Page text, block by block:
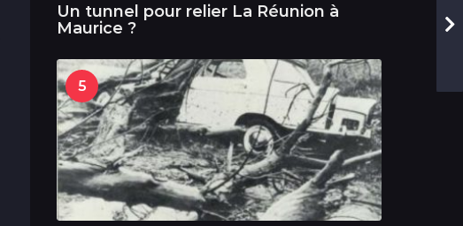
Un tunnel pour relier La Réunion à
Maurice ?
5